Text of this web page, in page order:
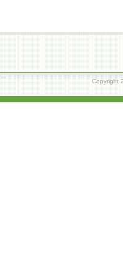
Copyright